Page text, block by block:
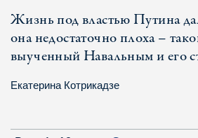
Жизнь под властью Путина
она недостаточно плоха –
выученный Навальным и его
Екатерина Котрикадзе